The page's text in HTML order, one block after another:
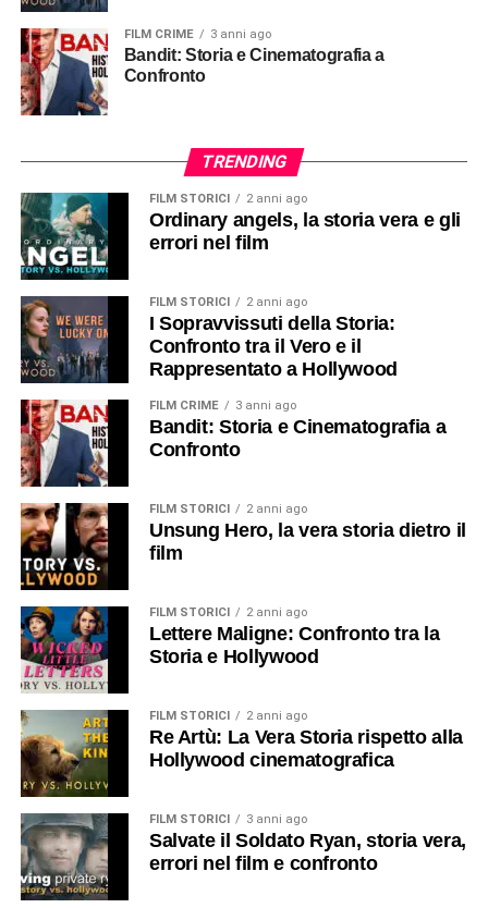
FILM CRIME 3 anni ago
Bandit: Storia e Cinematografia a
Confronto
TRENDING
FILM STORICI 2 anni ago
Ordinary angels, la storia vera e gli
errori nel film
FILM STORICI 2 anni ago
I Sopravvissuti della Storia:
Confronto tra il Vero e il
Rappresentato a Hollywood
FILM CRIME 3 anni ago
Bandit: Storia e Cinematografia a
Confronto
FILM STORICI 2 anni ago
Unsung Hero, la vera storia dietro il
film
FILM STORICI 2 anni ago
Lettere Maligne: Confronto tra la
Storia e Hollywood
FILM STORICI 2 anni ago
Re Artù: La Vera Storia rispetto alla
Hollywood cinematografica
FILM STORICI 3 anni ago
Salvate il Soldato Ryan, storia vera,
errori nel film e confronto